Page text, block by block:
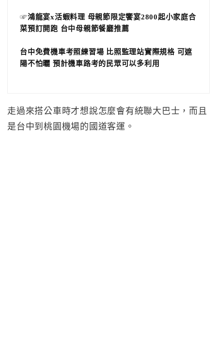
☞鴻龍宴x活蝦料理 母親節限定饗宴2800起小家庭合
菜預訂開跑 台中母親節餐廳推薦
台中免費機車考照練習場 比照監理站實際規格 可遮
陽不怕曬 預計機車路考的民眾可以多利用
走過來搭公車時才想說怎麼會有統聯大巴士，而且
是台中到桃園機場的國道客運。